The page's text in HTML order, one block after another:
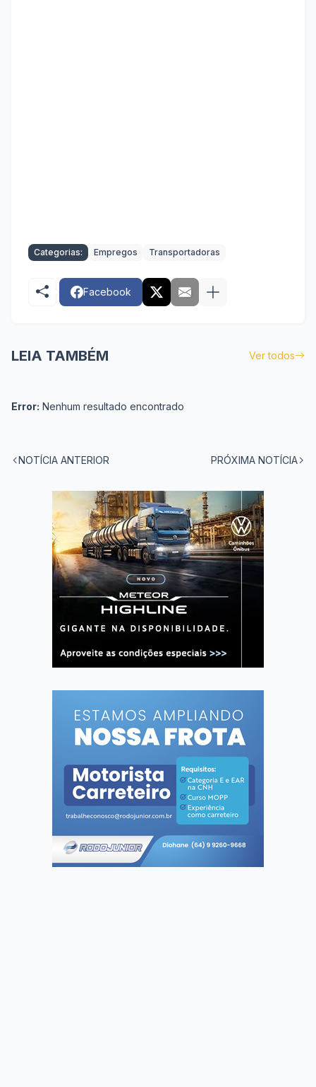
Categorias: Empregos Transportadoras
Facebook
LEIA TAMBÉM Ver todos
Error: Nenhum resultado encontrado
NOTÍCIA ANTERIOR PRÓXIMA NOTÍCIA